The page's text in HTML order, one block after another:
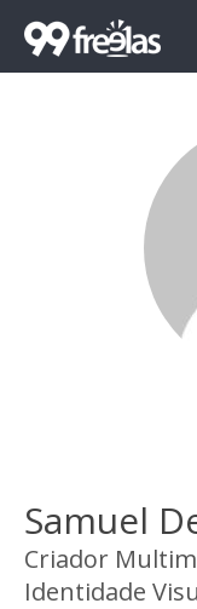
Samuel
Criador
Identidade